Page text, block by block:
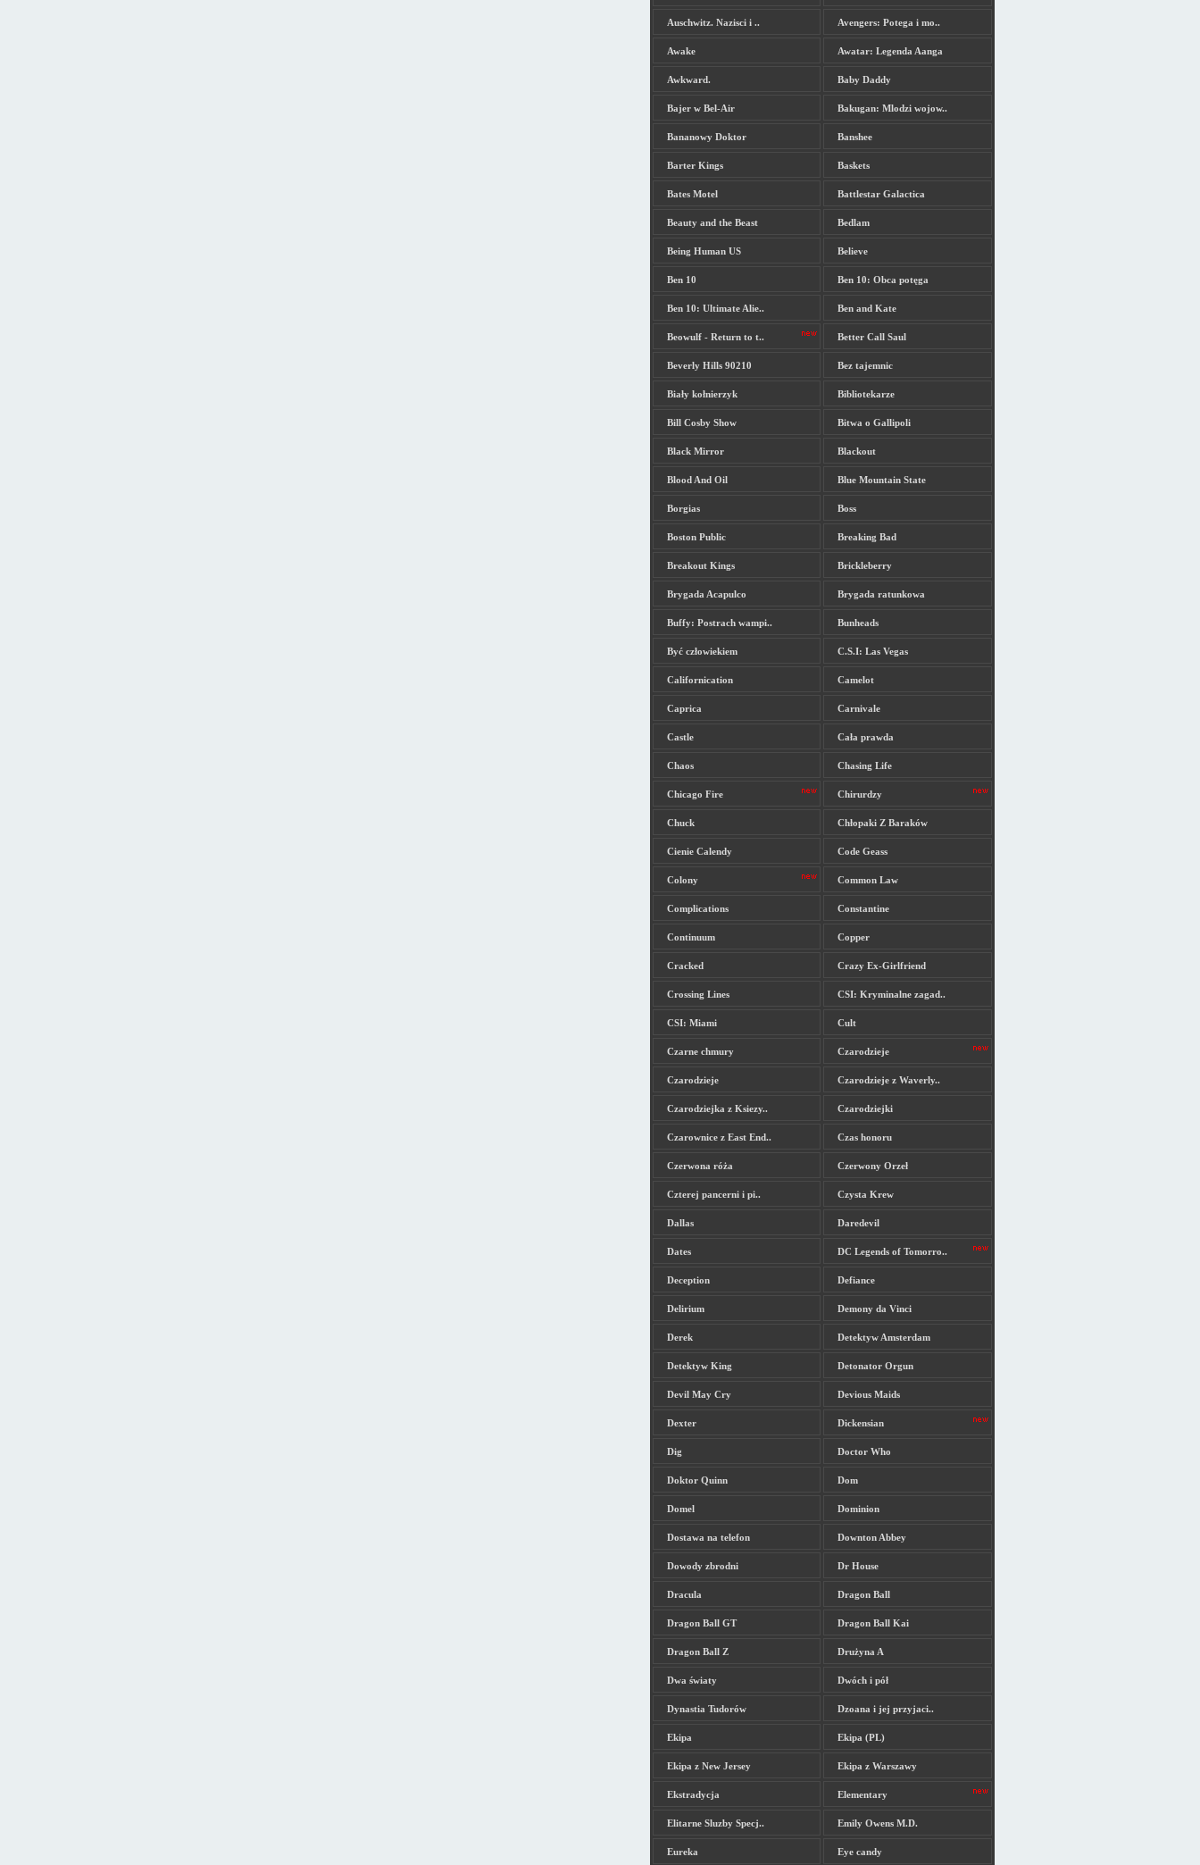
Auschwitz. Nazisci i .. Avengers: Potega i mo..
Awake Awatar: Legenda Aanga
Awkward. Baby Daddy
Bajer w Bel-Air Bakugan: Mlodzi wojow..
Bananowy Doktor Banshee
Barter Kings Baskets
Bates Motel Battlestar Galactica
Beauty and the Beast Bedlam
Being Human US Believe
Ben 10 Ben 10: Obca potęga
Ben 10: Ultimate Alie.. Ben and Kate
Beowulf - Return to t.. Better Call Saul
Beverly Hills 90210 Bez tajemnic
Biały kołnierzyk Bibliotekarze
Bill Cosby Show Bitwa o Gallipoli
Black Mirror Blackout
Blood And Oil Blue Mountain State
Borgias Boss
Boston Public Breaking Bad
Breakout Kings Brickleberry
Brygada Acapulco Brygada ratunkowa
Buffy: Postrach wampi.. Bunheads
Być człowiekiem C.S.I: Las Vegas
Californication Camelot
Caprica Carnivale
Castle Cała prawda
Chaos Chasing Life
Chicago Fire Chirurdzy
Chuck Chłopaki Z Baraków
Cienie Calendy Code Geass
Colony Common Law
Complications Constantine
Continuum Copper
Cracked Crazy Ex-Girlfriend
Crossing Lines CSI: Kryminalne zagad..
CSI: Miami Cult
Czarne chmury Czarodzieje
Czarodzieje Czarodzieje z Waverly..
Czarodziejka z Ksiezy.. Czarodziejki
Czarownice z East End.. Czas honoru
Czerwona róża Czerwony Orzeł
Czterej pancerni i pi.. Czysta Krew
Dallas Daredevil
Dates DC Legends of Tomorro..
Deception Defiance
Delirium Demony da Vinci
Derek Detektyw Amsterdam
Detektyw King Detonator Orgun
Devil May Cry Devious Maids
Dexter Dickensian
Dig Doctor Who
Doktor Quinn Dom
Domel Dominion
Dostawa na telefon Downton Abbey
Dowody zbrodni Dr House
Dracula Dragon Ball
Dragon Ball GT Dragon Ball Kai
Dragon Ball Z Drużyna A
Dwa światy Dwóch i pół
Dynastia Tudorów Dzoana i jej przyjaci..
Ekipa Ekipa (PL)
Ekipa z New Jersey Ekipa z Warszawy
Ekstradycja Elementary
Elitarne Sluzby Specj.. Emily Owens M.D.
Eureka Eye candy